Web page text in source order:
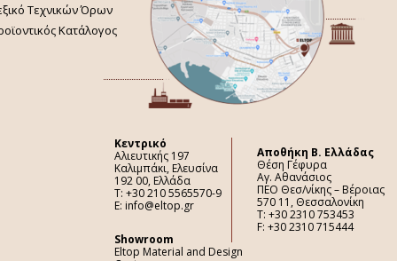
Τεχνικών Όρων
Κατάλογος
Κεντρικό
Αλιευτικής 197
Καλιμπάκι, Ελευσίνα
192 00, Ελλάδα
Τ: +30 210 5565570-9
E: info@eltop.gr
Showroom
Eltop Material and Design
Aποθήκη Β. Ελλάδας
Θέση Γέφυρα
Αγ. Αθανάσιος
ΠΕΟ Θεσ/νίκης – Βέροιας
570 11, Θεσσαλονίκη
Τ: +30 2310 753453
F: +30 2310 715444